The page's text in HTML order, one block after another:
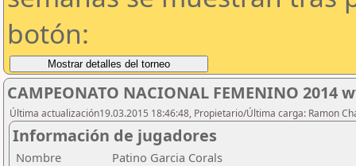
botón:
CAMPEONATO NACIONAL FEMENINO 2014
Última actualización19.03.2015 18:46:48, Propietario/Última carga: Ramon
Información de jugadores
Nombre
Patino Garcia Corals